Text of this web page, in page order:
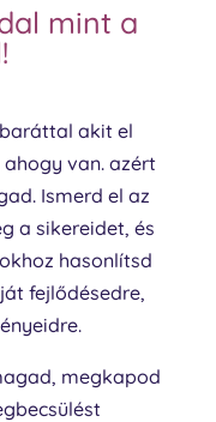
mint a
akit el
van. azért
Ismerd el az
a sikereidet, és
hasonlítsd
fejlődésedre,
megkapod